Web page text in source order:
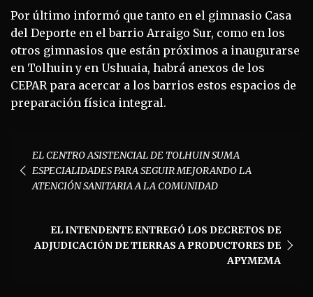
Por último informó que tanto en el gimnasio Casa
del Deporte en el barrio Arraigo Sur, como en los
otros gimnasios que están próximos a inaugurarse
en Tolhuin y en Ushuaia, habrá anexos de los
CEPAR para acercar a los barrios estos espacios de
preparación física integral.
de
entradas
EL CENTRO ASISTENCIAL DE TOLHUIN SUMA
ESPECIALIDADES PARA SEGUIR MEJORANDO LA
ATENCIÓN SANITARIA A LA COMUNIDAD
EL INTENDENTE ENTREGÓ LOS DECRETOS DE
ADJUDICACIÓN DE TIERRAS A PRODUCTORES DE
APYMEMA